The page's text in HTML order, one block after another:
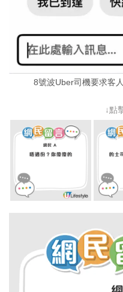
8號波Uber司機要求客
↓點